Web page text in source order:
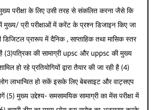
परीक्षा के लिए उसी तरह से संकलित करना जैसे कि
प्री परीक्षाओं में करेंट के प्रश्न डिजाइन किए जा
प्रारूप में दैनिक , साप्ताहिक तथा मासिक स्तर
(3)पत्रिका की सामाग्री upsc और uppsc की मुख्य
हो रहे प्रतियोगियों द्वारा तैयार की जा रही है (4)
लाभान्वित हो सकें इसके लिए बेबसाइट और वाट्सएप
(5) मुख्य उद्देश्य- समसामयिक सामाग्री का मेंस परीक्षा में